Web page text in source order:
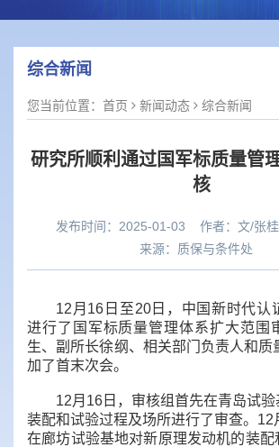
综合新闻
您当前位置： 首页 新闻动态 综合新闻
研究所顺利通过国军标质量管
核
发布时间：2025-01-03 作者： 文/张
来源： 质保与条件处
12月16日至20日，中国新时代认
进行了国军标质量管理体系扩大范围
生、副所长徐纲、相关部门负责人和质
加了首末次会。
12月16日，审核组首先在青岛试
装配和试验过程及场所进行了审查。12
在廊坊试验基地对新原理发动机的装